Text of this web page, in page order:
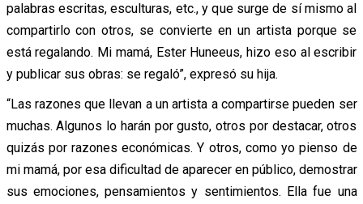
palabras escritas, esculturas, etc., y que surge de sí mismo al
compartirlo con otros, se convierte en un artista porque se
está regalando. Mi mamá, Ester Huneeus, hizo eso al escribir
y publicar sus obras: se regaló”, expresó su hija.
“Las razones que llevan a un artista a compartirse pueden ser
muchas. Algunos lo harán por gusto, otros por destacar, otros
quizás por razones económicas. Y otros, como yo pienso de
mi mamá, por esa dificultad de aparecer en público, demostrar
sus emociones, pensamientos y sentimientos. Ella fue una